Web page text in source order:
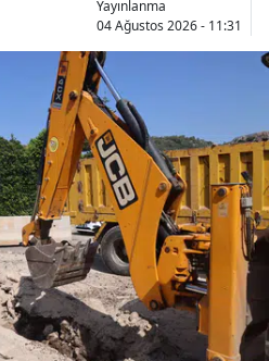
Yayınlanma
04 Ağustos 2026 - 11:31